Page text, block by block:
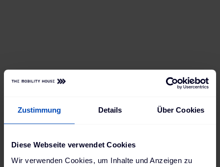
Zustimmung Details Über Cookies
Diese Webseite verwendet Cookies
Wir verwenden Cookies, um Inhalte und Anzeigen zu
steuern – und in Zukunft lädt er sich einfach
neue Features runter, wann immer er sie